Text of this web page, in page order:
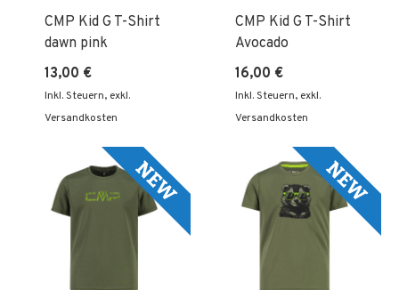
CMP Kid G T-Shirt
dawn pink
13,00 €
Inkl. Steuern, exkl.
Versandkosten
CMP Kid G T-Shirt
Avocado
16,00 €
Inkl. Steuern, exkl.
Versandkosten